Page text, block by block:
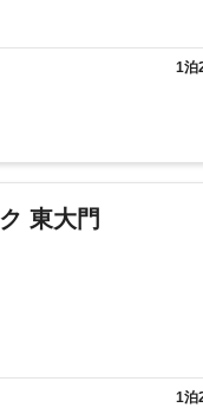
1泊
東大門
1泊